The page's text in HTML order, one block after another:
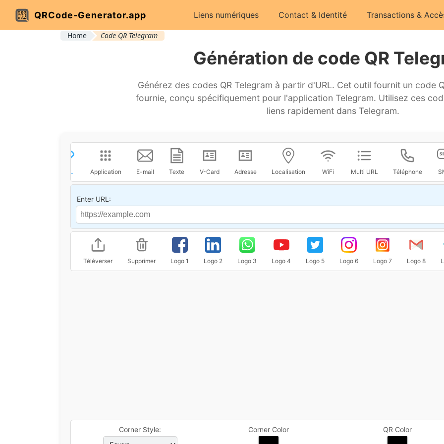
QRCode-Generator.app Liens numériques Contact & Identité Transactions &
Home Code QR Telegram
Génération de code QR
Générez des codes QR Telegram à partir d'URL. Cet outil fournit un code
fournie, conçu spécifiquement pour l'application Telegram. Utilisez ces
liens rapidement dans Telegram.
Application E-mail Texte V-Card Adresse Localisation WiFi Multi URL Téléphone
Enter URL:
Téléverser Supprimer Logo 1 Logo 2 Logo 3 Logo 4 Logo 5 Logo 6 Logo 7 Logo 8
Corner Style: Corner Color QR Color